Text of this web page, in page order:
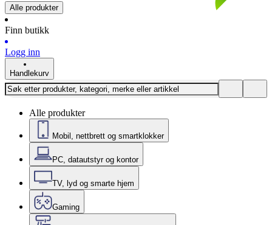
Alle produkter
Finn butikk
Logg inn
Handlekurv
Alle produkter
Mobil, nettbrett og smartklokker
PC, datautstyr og kontor
TV, lyd og smarte hjem
Gaming